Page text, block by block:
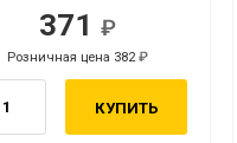
371
Розничная цена 382
КУПИТЬ